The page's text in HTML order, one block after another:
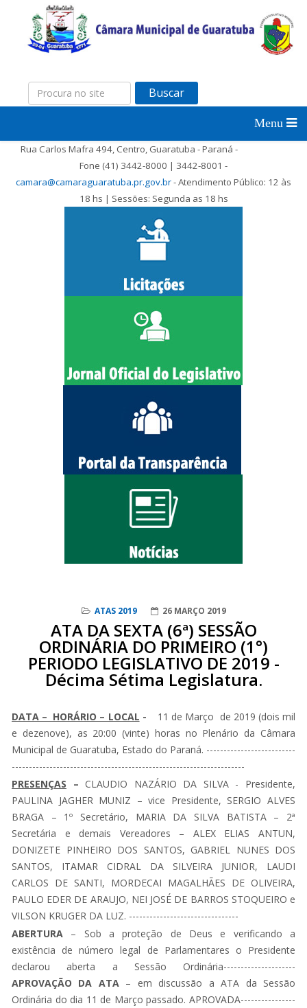
Buscar
Rua Carlos Mafra 494, Centro, Guaratuba - Paraná -
Fone (41) 3442-8000 | 3442-8001 -
camara@camaraguaratuba.pr.gov.br- Atendimento Público: 12 às
18 hs | Sessões: Segunda as 18 hs
ATAS 2019 26 MARÇO 2019
ATA DA SEXTA (6ª) SESSÃO
ORDINÁRIA DO PRIMEIRO (1°)
PERIODO LEGISLATIVO DE 2019 -
Décima Sétima Legislatura.
DATA – HORÁRIO – LOCAL -
11 de Março de 2019 (dois mil
e dezenove), as 20:00 (vinte) horas no Plenário da Câmara
Municipal de Guaratuba, Estado do Paraná. --------------------------
--------------------------------------------------------------------
PRESENÇAS –CLAUDIO NAZÁRIO DA SILVA - Presidente,
PAULINA JAGHER MUNIZ – vice Presidente, SERGIO ALVES
BRAGA – 1º Secretário, MARIA DA SILVA BATISTA – 2ª
Secretária e demais Vereadores – ALEX ELIAS ANTUN,
DONIZETE PINHEIRO DOS SANTOS, GABRIEL NUNES DOS
SANTOS, ITAMAR CIDRAL DA SILVEIRA JUNIOR, LAUDI
CARLOS DE SANTI, MORDECAI MAGALHÃES DE OLIVEIRA,
PAULO EDER DE ARAUJO, NEI JOSÉ DE BARROS STOQUEIRO e
VILSON KRUGER DA LUZ. --------------------------------
ABERTURA – Sob a proteção de Deus e verificando a
existência de número legal de Parlamentares o Presidente
declarou aberta a Sessão Ordinária---------------------
APROVAÇÃO DA ATA – em discussão a ATA da Sessão
Ordinária do dia 11 de Março passado. APROVADA----------------